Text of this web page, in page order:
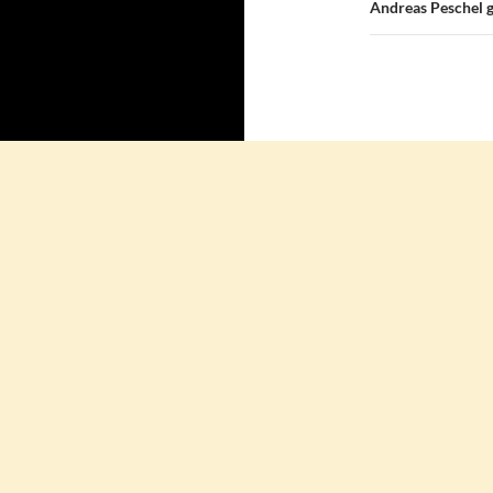
Andreas Peschel